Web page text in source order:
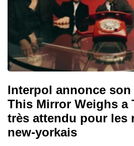
Interpol annonce
This Mirror Weighs a
très attendu pour les
new-yorkais